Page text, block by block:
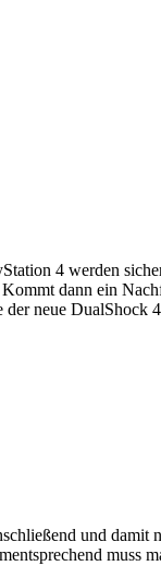
4 werden
Kommt dann ein
neue
und
muss